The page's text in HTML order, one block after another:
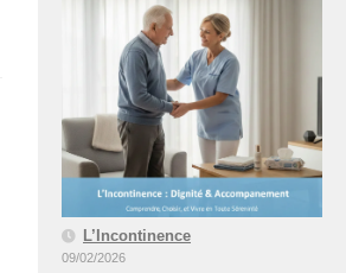
L’Incontinence
09/02/2026